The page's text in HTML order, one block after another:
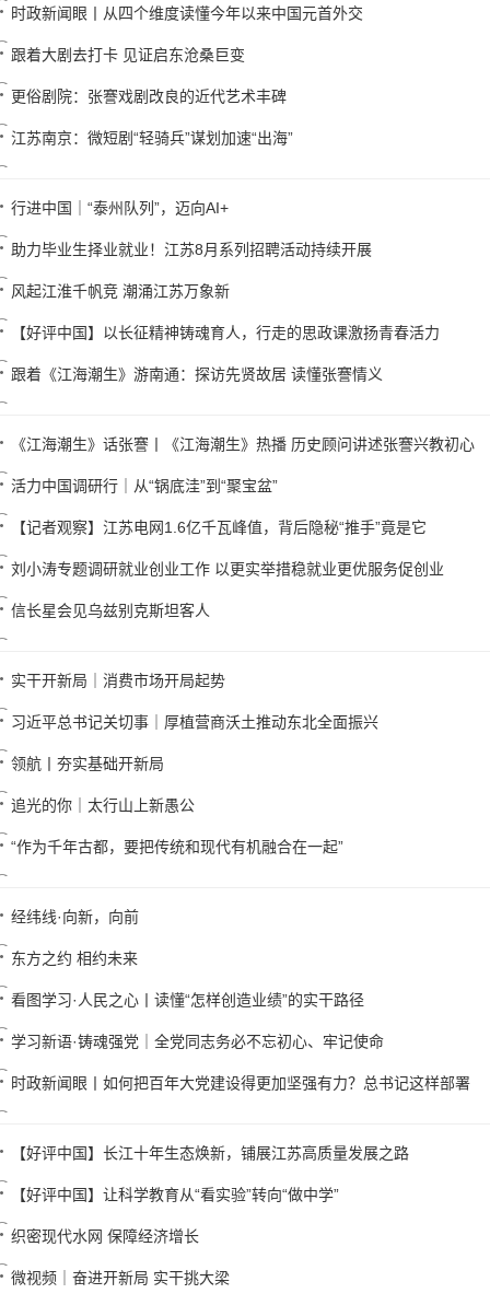
时政新闻眼丨从四个维度读懂今年以来中国元首外交
跟着大剧去打卡 见证启东沧桑巨变
更俗剧院：张謇戏剧改良的近代艺术丰碑
江苏南京：微短剧“轻骑兵”谋划加速“出海”
行进中国｜“泰州队列”，迈向AI+
助力毕业生择业就业！江苏8月系列招聘活动持续开展
风起江淮千帆竞 潮涌江苏万象新
【好评中国】以长征精神铸魂育人，行走的思政课激扬青春活力
跟着《江海潮生》游南通：探访先贤故居 读懂张謇情义
《江海潮生》话张謇丨《江海潮生》热播 历史顾问讲述张謇兴教初心
活力中国调研行｜从“锅底洼”到“聚宝盆”
【记者观察】江苏电网1.6亿千瓦峰值，背后隐秘“推手”竟是它
刘小涛专题调研就业创业工作 以更实举措稳就业更优服务促创业
信长星会见乌兹别克斯坦客人
实干开新局｜消费市场开局起势
习近平总书记关切事｜厚植营商沃土推动东北全面振兴
领航丨夯实基础开新局
追光的你｜太行山上新愚公
“作为千年古都，要把传统和现代有机融合在一起”
经纬线·向新，向前
东方之约 相约未来
看图学习·人民之心丨读懂“怎样创造业绩”的实干路径
学习新语·铸魂强党｜全党同志务必不忘初心、牢记使命
时政新闻眼丨如何把百年大党建设得更加坚强有力？总书记这样部署
【好评中国】长江十年生态焕新，铺展江苏高质量发展之路
【好评中国】让科学教育从“看实验”转向“做中学”
织密现代水网 保障经济增长
微视频｜奋进开新局 实干挑大梁